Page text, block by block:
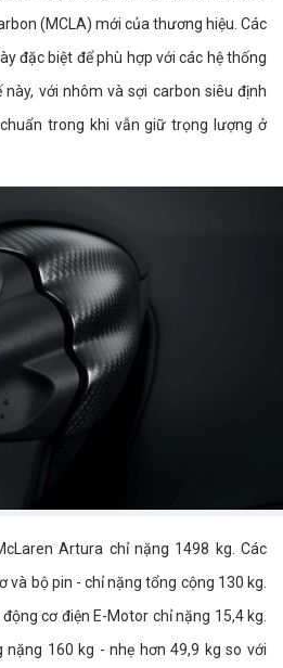
(MCLA) mới của thương hiệu. Các
đặc biệt để phù hợp với các hệ thống
với nhôm và sợi carbon siêu định
trong khi vẫn giữ trọng lượng ở
Artura chỉ nặng 1498 kg. Các
và bộ pin - chỉ nặng tổng cộng 130 kg.
cơ điện E-Motor chỉ nặng 15,4 kg.
nặng 160 kg - nhẹ hơn 49,9 kg so với